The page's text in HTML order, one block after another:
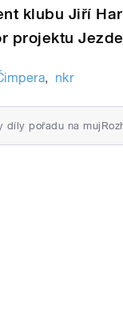
klubu Jiří
projektu
, nkr
díly pořadu na